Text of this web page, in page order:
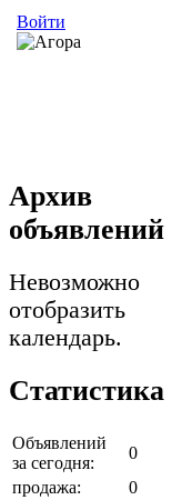
Войти
Архив
объявлений
Невозможно
отобразить
календарь.
Статистика
Объявлений
за сегодня:
0
продажа:
0